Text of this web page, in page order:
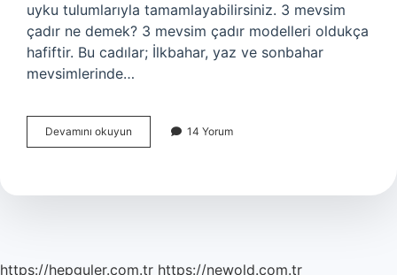
uyku tulumlarıyla tamamlayabilirsiniz. 3 mevsim
çadır ne demek? 3 mevsim çadır modelleri oldukça
hafiftir. Bu cadılar; İlkbahar, yaz ve sonbahar
mevsimlerinde…
Devamını okuyun
Mevsim
Demek
14 Yorum
https://hepguler.com.tr https://newold.com.tr